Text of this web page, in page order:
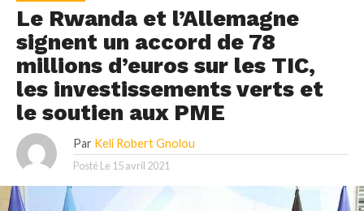
Le Rwanda et l’Allemagne
signent un accord de 78
millions d’euros sur les TIC,
les investissements verts et
le soutien aux PME
Par Keli Robert Gnolou
Posté Le 15 avril 2021